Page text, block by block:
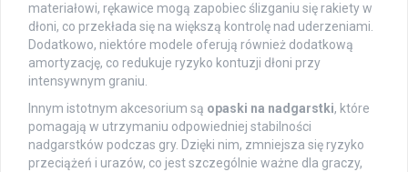
materiałowi, rękawice mogą zapobiec ślizganiu się rakiety w
dłoni, co przekłada się na większą kontrolę nad uderzeniami.
Dodatkowo, niektóre modele oferują również dodatkową
amortyzację, co redukuje ryzyko kontuzji dłoni przy
intensywnym graniu.
Innym istotnym akcesorium są opaski na nadgarstki, które
pomagają w utrzymaniu odpowiedniej stabilności
nadgarstków podczas gry. Dzięki nim, zmniejsza się ryzyko
przeciążeń i urazów, co jest szczególnie ważne dla graczy,